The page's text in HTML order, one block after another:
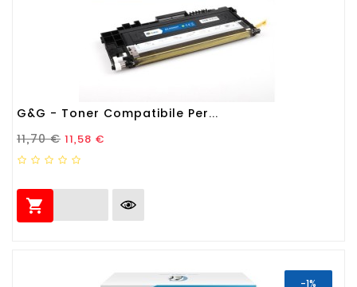
G&G - Toner Compatibile Per...
Prezzo Standard
11,70 € Prezzo
11,58 €

-1%